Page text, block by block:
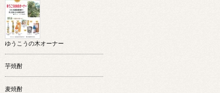
ゆうこうの木オーナー
芋焼酎
麦焼酎